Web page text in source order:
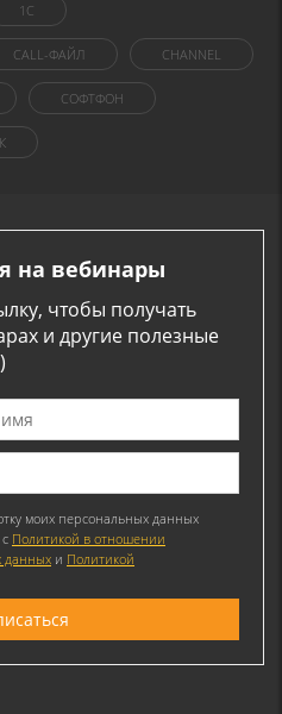
1C
CALL-ФАЙЛ CHANNEL
СОФТФОН
на вебинары
чтобы получать
и другие полезные
моих персональных данных
Политикой в отношении
данных и Политикой